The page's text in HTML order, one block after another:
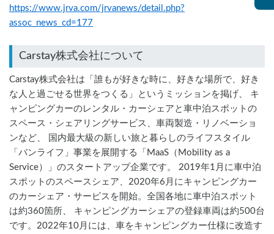
https://www.jrva.com/jrvanews/detail.php?
assoc_news_cd=177
Carstay株式会社について
Carstay株式会社は「誰もが好きな時に、好きな場所で、好き
な人と過ごせる世界をつくる」というミッションを掲げ、 キ
ャンピングカーのレンタル・カーシェアと車中泊スポットの
スペース・シェアリングサービス、車両製造・リノベーショ
ンなど、 国内最大級の新しい旅と暮らしのライフスタイル
「バンライフ」事業を展開する「MaaS（Mobility as a
Service）」のスタートアップ企業です。 2019年1月に車中泊
スポットのスペースシェア、2020年6月にキャンピングカー
のカーシェア・サービスを開始。全国各地に車中泊スポット
は約360箇所、 キャンピングカーシェアの登録車両は約500台
です。2022年10月には、車をキャンピングカー仕様に改造す